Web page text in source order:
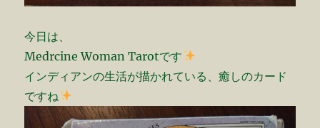
今日は、
Medrcine Woman Tarotです
インディアンの生活が描かれている、癒しのカード
ですね